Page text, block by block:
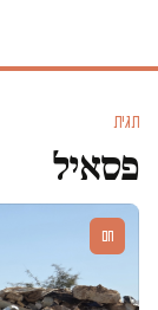
תגית
פסאיל
חם